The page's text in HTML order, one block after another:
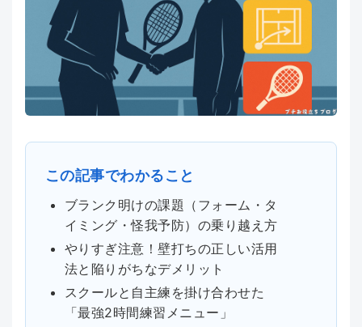
この記事でわかること
ブランク明けの課題（フォーム・タ
イミング・怪我予防）の乗り越え方
やりすぎ注意！壁打ちの正しい活用
法と陥りがちなデメリット
スクールと自主練を掛け合わせた
「最強2時間練習メニュー」